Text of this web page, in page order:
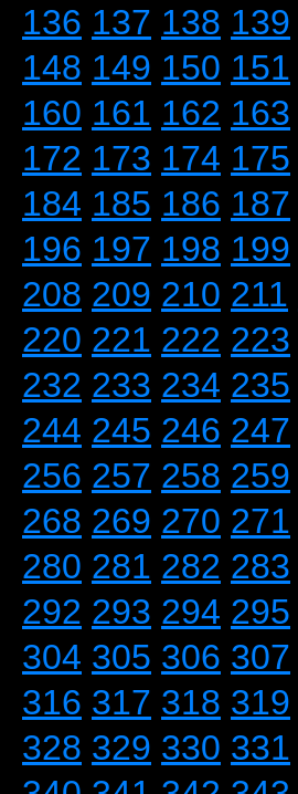
136 137 138 139
148 149 150 151
160 161 162 163
172 173 174 175
184 185 186 187
196 197 198 199
208 209 210 211
220 221 222 223
232 233 234 235
244 245 246 247
256 257 258 259
268 269 270 271
280 281 282 283
292 293 294 295
304 305 306 307
316 317 318 319
328 329 330 331